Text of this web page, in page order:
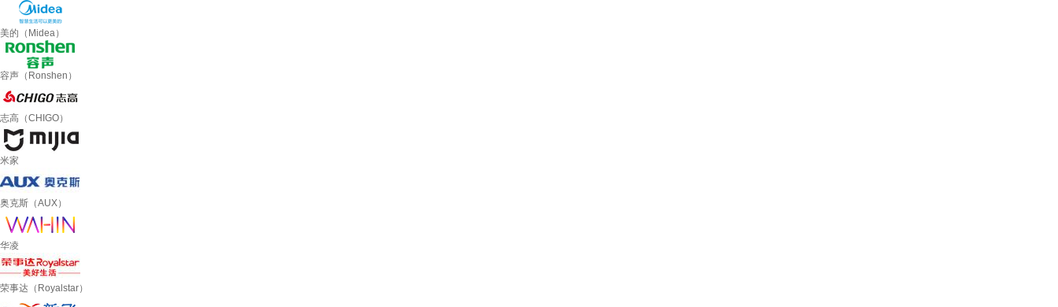
美的（Midea）
容声（Ronshen）
志高（CHIGO）
米家
奥克斯（AUX）
华凌
荣事达（Royalstar）